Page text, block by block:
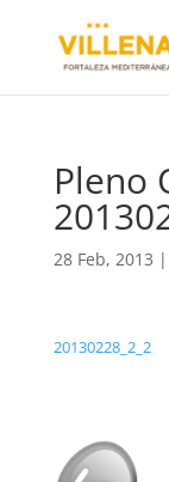
Pleno
28 Feb, 2013 |
20130228_2_2